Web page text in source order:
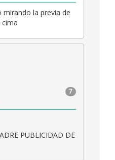
la previa de
7
PUBLICIDAD DE